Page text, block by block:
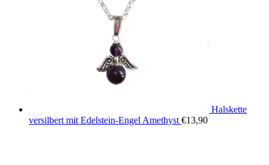
Halskette
versilbert mit Edelstein-Engel Amethyst €13,90